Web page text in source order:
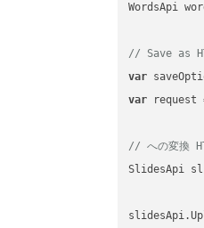
WordsApi
// Save as
var
var request
// への変換
SlidesApi